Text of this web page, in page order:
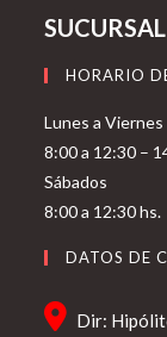
HORARIO
Lunes a Viernes
8:00 a 12:30 –
Sábados
8:00 a 12:30 hs.
DATOS DE
Dir: